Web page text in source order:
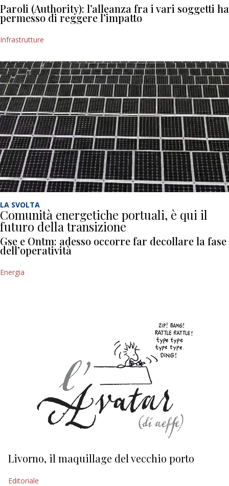
Paroli (Authority): l’alleanza fra i vari soggetti ha
permesso di reggere l’impatto
Infrastrutture
LA SVOLTA
Comunità energetiche portuali, è qui il
futuro della transizione
Gse e Ontm: adesso occorre far decollare la fase
dell’operatività
Energia
Livorno, il maquillage del vecchio porto
Editoriale